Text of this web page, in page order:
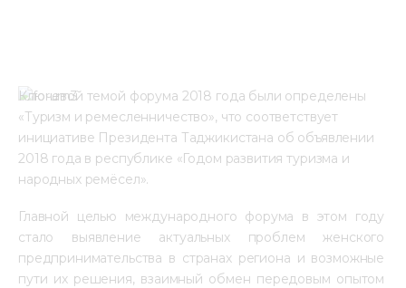
Ключевой темой форума 2018 года были определены
«Туризм и ремесленничество», что соответствует
инициативе Президента Таджикистана об объявлении
2018 года в республике «Годом развития туризма и
народных ремёсел».
Главной целью международного форума в этом году
стало выявление актуальных проблем женского
предпринимательства в странах региона и возможные
пути их решения, взаимный обмен передовым опытом